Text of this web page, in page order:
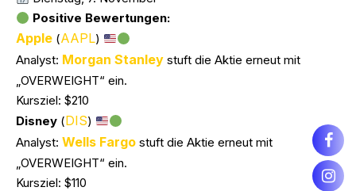
Positive Bewertungen:
Apple (AAPL)
Analyst: Morgan Stanley stuft die Aktie erneut mit
„OVERWEIGHT“ ein.
Kursziel: $210
Disney (DIS)
Analyst: Wells Fargo stuft die Aktie erneut mit
„OVERWEIGHT“ ein.
Kursziel: $110